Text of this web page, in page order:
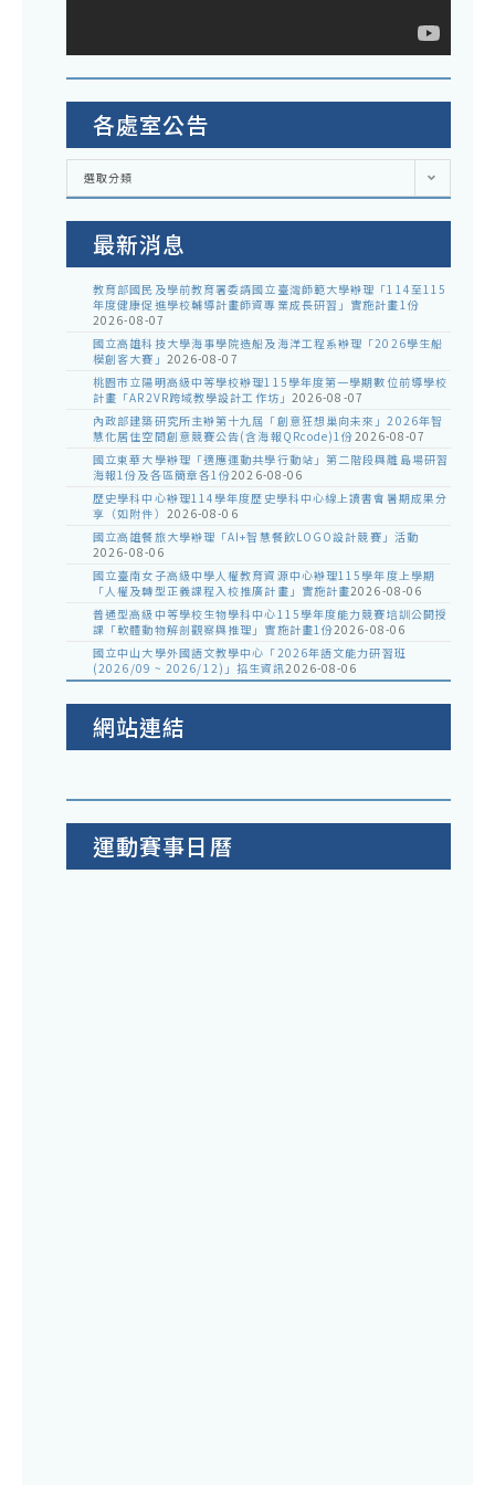
各處室公告
各
室
選取分類
最新消息
教育部國民及學前教育署委請國立臺灣師範大學辦理「114至115
年度健康促進學校輔導計畫師資專業成長研習」實施計畫1份
2026-08-07
國立高雄科技大學海事學院造船及海洋工程系辦理「2026學生船
模創客大賽」 2026-08-07
桃園市立陽明高級中等學校辦理115學年度第一學期數位前導學校
計畫「AR2VR跨域教學設計工作坊」 2026-08-07
內政部建築研究所主辦第十九屆「創意狂想巢向未來」2026年智
慧化居住空間創意競賽公告(含海報QRcode)1份2026-08-07
國立東華大學辦理「適應運動共學行動站」第二階段與離島場研習
海報1份及各區簡章各1份2026-08-06
歷史學科中心辦理114學年度歷史學科中心線上讀書會暑期成果分
享（如附件） 2026-08-06
國立高雄餐旅大學辦理「AI+智慧餐飲LOGO設計競賽」活動
2026-08-06
國立臺南女子高級中學人權教育資源中心辦理115學年度上學期
「人權及轉型正義課程入校推廣計畫」實施計畫2026-08-06
普通型高級中等學校生物學科中心115學年度能力競賽培訓公開授
課「軟體動物解剖觀察與推理」實施計畫1份2026-08-06
國立中山大學外國語文教學中心「2026年語文能力研習班
(2026/09 ~ 2026/12)」招生資訊2026-08-06
網站連結
運動賽事日曆